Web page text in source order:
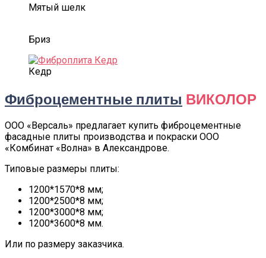
Мятый шелк
Бриз
Кедр
Фиброцементные плиты ВИКОЛОР
ООО «Версаль» предлагает купить фиброцементные
фасадные плиты производства и покраски ООО
«Комбинат «Волна» в Александрове.
Типовые размеры плиты:
1200*1570*8 мм;
1200*2500*8 мм;
1200*3000*8 мм;
1200*3600*8 мм.
Или по размеру заказчика.